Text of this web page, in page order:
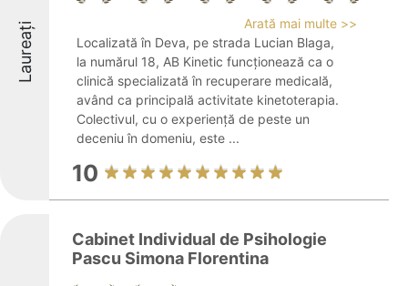
Laureați
Arată mai multe >>
Localizată în Deva, pe strada Lucian Blaga,
la numărul 18, AB Kinetic funcționează ca o
clinică specializată în recuperare medicală,
având ca principală activitate kinetoterapia.
Colectivul, cu o experiență de peste un
deceniu în domeniu, este ...
10
Cabinet Individual de Psihologie
Pascu Simona Florentina